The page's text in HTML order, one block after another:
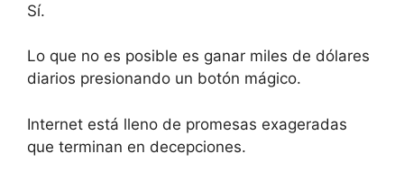
Sí.
Lo que no es posible es ganar miles de dólares
diarios presionando un botón mágico.
Internet está lleno de promesas exageradas
que terminan en decepciones.